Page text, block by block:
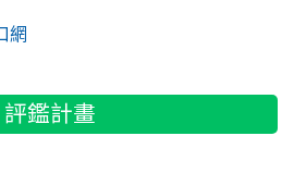
網
評鑑計畫